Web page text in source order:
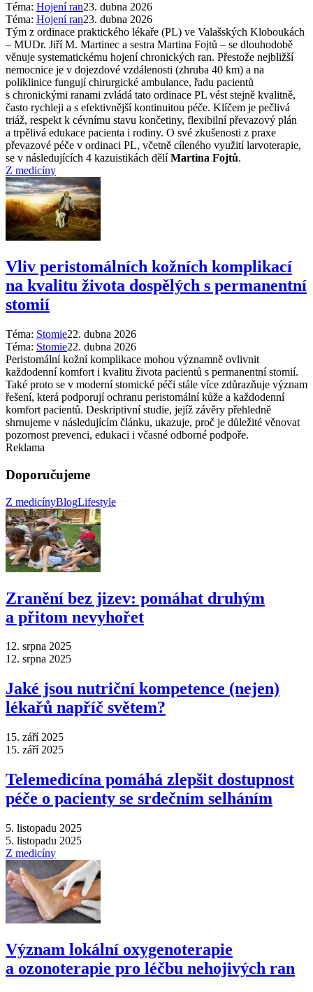
Téma: Hojení ran23. dubna 2026
Téma: Hojení ran23. dubna 2026
Tým z ordinace praktického lékaře (PL) ve Valašských Kloboukách
–⁠ MUDr. Jiří M. Martinec a sestra Martina Fojtů –⁠ se dlouhodobě
věnuje systematickému hojení chronických ran. Přestože nejbližší
nemocnice je v dojezdové vzdálenosti (zhruba 40 km) a na
poliklinice fungují chirurgické ambulance, řadu pacientů
s chronickými ranami zvládá tato ordinace PL vést stejně kvalitně,
často rychleji a s efektivnější kontinuitou péče. Klíčem je pečlivá
triáž, respekt k cévnímu stavu končetiny, flexibilní převazový plán
a trpělivá edukace pacienta i rodiny. O své zkušenosti z praxe
převazové péče v ordinaci PL, včetně cíleného využití larvoterapie,
se v následujících 4 kazuistikách dělíMartina Fojtů.
Z medicíny
Vliv peristomálních kožních komplikací
na kvalitu života dospělých s permanentní
stomií
Téma: Stomie22. dubna 2026
Téma: Stomie22. dubna 2026
Peristomální kožní komplikace mohou významně ovlivnit
každodenní komfort i kvalitu života pacientů s permanentní stomií.
Také proto se v moderní stomické péči stále více zdůrazňuje význam
řešení, která podporují ochranu peristomální kůže a každodenní
komfort pacientů. Deskriptivní studie, jejíž závěry přehledně
shrnujeme v následujícím článku, ukazuje, proč je důležité věnovat
pozornost prevenci, edukaci i včasné odborné podpoře.
Reklama
Doporučujeme
Z medicínyBlogLifestyle
Zranění bez jizev: pomáhat druhým
a přitom nevyhořet
12. srpna 2025
12. srpna 2025
Jaké jsou nutriční kompetence (nejen)
lékařů napříč světem?
15. září 2025
15. září 2025
Telemedicína pomáhá zlepšit dostupnost
péče o pacienty se srdečním selháním
5. listopadu 2025
5. listopadu 2025
Z medicíny
Význam lokální oxygenoterapie
a ozonoterapie pro léčbu nehojivých ran